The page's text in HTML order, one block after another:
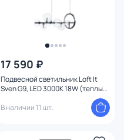
17 590 ₽
Подвесной светильник Loft It
Sven G9, LED 3000K 18W (теплый)
В наличии 11 шт.